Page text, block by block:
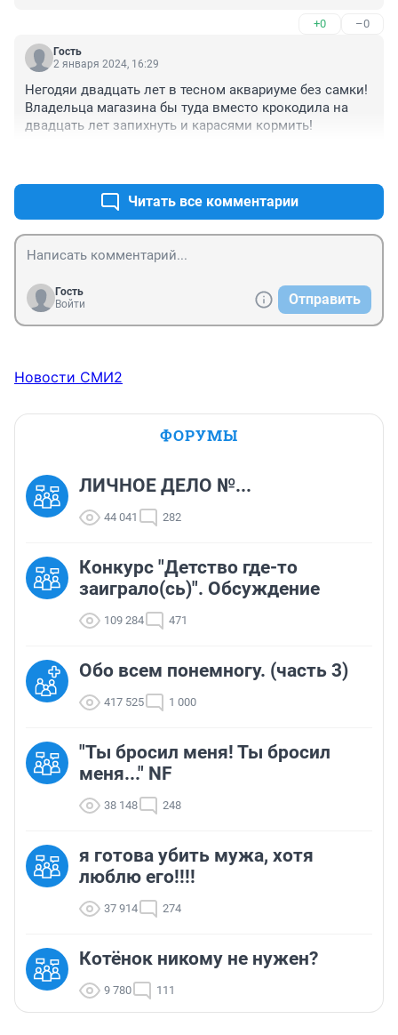
+0 –0
Гость
2 января 2024, 16:29
Негодяи двадцать лет в тесном аквариуме без самки!
Владельца магазина бы туда вместо крокодила на
двадцать лет запихнуть и карасями кормить!
Читать все комментарии
Гость
Войти
Отправить
Новости СМИ2
ФОРУМЫ
ЛИЧНОЕ ДЕЛО №...
44 041 282
Конкурс "Детство где-то
заиграло(сь)". Обсуждение
109 284 471
Обо всем понемногу. (часть 3)
417 525 1 000
"Ты бросил меня! Ты бросил
меня..." NF
38 148 248
я готова убить мужа, хотя
люблю его!!!!
37 914 274
Котёнок никому не нужен?
9 780 111